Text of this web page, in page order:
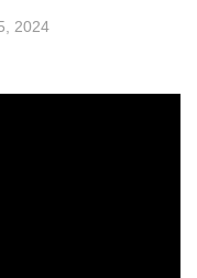
2024